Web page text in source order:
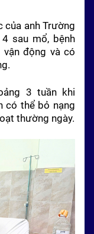
của anh Trường
sau mổ, bệnh
vận động và có
3 tuần khi
có thể bỏ nạng
thường ngày.